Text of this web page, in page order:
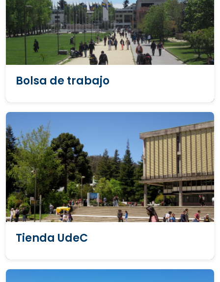
Bolsa de trabajo
Tienda UdeC